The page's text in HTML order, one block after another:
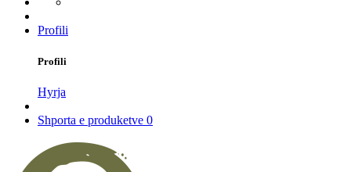
Profili
Profili
Hyrja
Shporta e produketve 0